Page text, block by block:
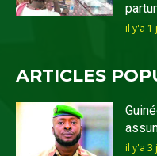
il y'a 1
ARTICLES
il y'a 3